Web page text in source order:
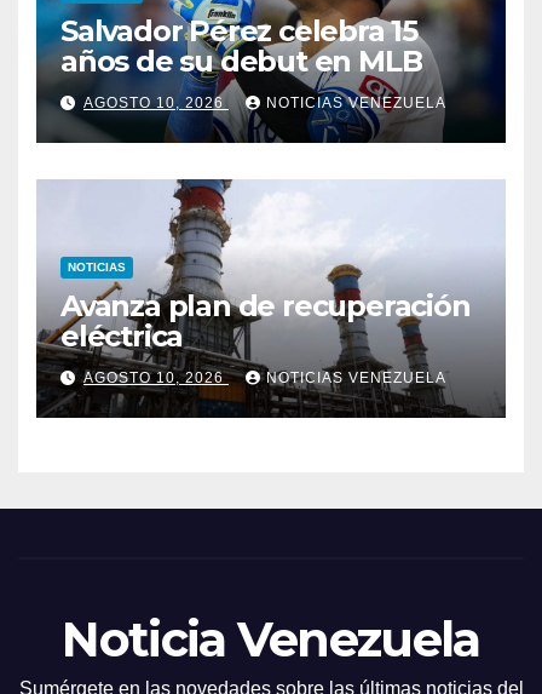
Salvador Pérez celebra 15
años de su debut en MLB
AGOSTO 10, 2026 NOTICIAS VENEZUELA
NOTICIAS
Avanza plan de recuperación
eléctrica
AGOSTO 10, 2026 NOTICIAS VENEZUELA
Noticia Venezuela
Sumérgete en las novedades sobre las últimas noticias del